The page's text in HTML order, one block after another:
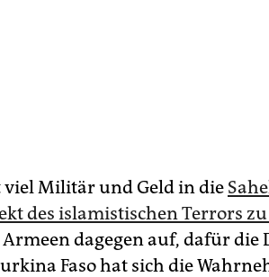
viel Militär und Geld in die
des islamistischen Terrors
dagegen auf, dafür die
Faso hat sich die